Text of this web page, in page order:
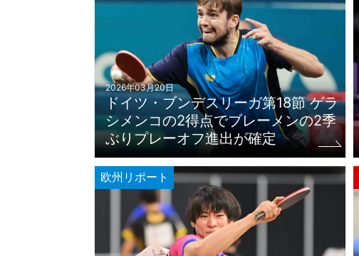
2026年03月20日
ドイツ・ブンデスリーガ第18節 ゲラ
シメンコの2得点でブレーメンの2季
ぶりプレーオフ進出が確定
欧州リポート